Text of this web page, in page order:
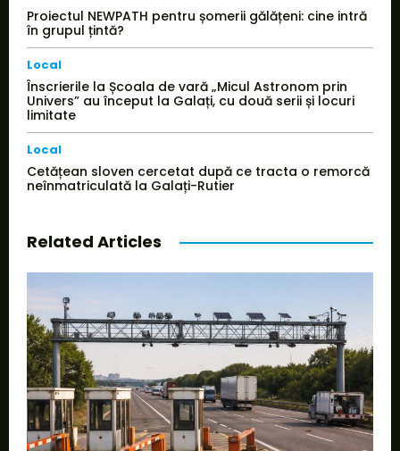
Proiectul NEWPATH pentru șomerii gălățeni: cine intră
în grupul țintă?
Local
Înscrierile la Școala de vară „Micul Astronom prin
Univers” au început la Galați, cu două serii și locuri
limitate
Local
Cetățean sloven cercetat după ce tracta o remorcă
neînmatriculată la Galați-Rutier
Related Articles